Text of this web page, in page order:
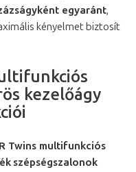
egyaránt,
kényelmet biztosít
kezelőágy
Twins multifunkciós
szépségszalonok